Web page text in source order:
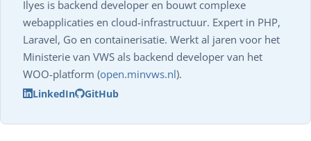
Ilyes is backend developer en bouwt complexe
webapplicaties en cloud-infrastructuur. Expert in PHP,
Laravel, Go en containerisatie. Werkt al jaren voor het
Ministerie van VWS als backend developer van het
WOO-platform (open.minvws.nl).
LinkedIn GitHub